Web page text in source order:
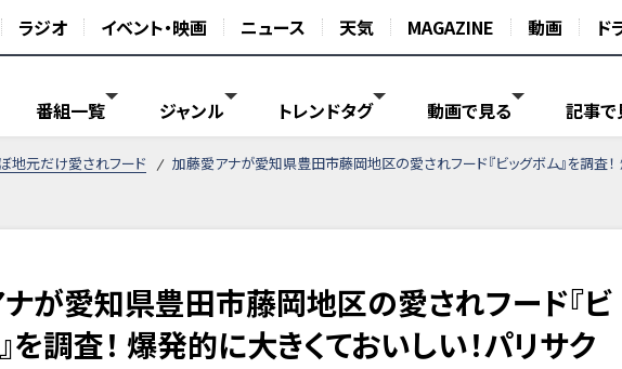
ラジオ イベント・映画 ニュース 天気 MAGAZINE 動画 ド
番組一覧 ジャンル トレンドタグ 動画で見る 記事で
地元だけ愛されフード 加藤愛アナが愛知県豊田市藤岡地区の愛されフード『ビッグボム』を調査
が愛知県豊田市藤岡地区の愛されフード『ビ
を調査！ 爆発的に大きくておいしい！パリサク